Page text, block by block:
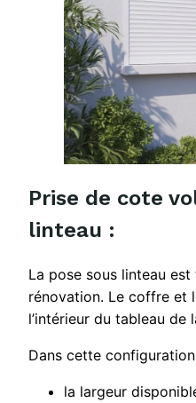
Prise de cote
linteau :
La pose sous linteau
rénovation. Le coffre et
l’intérieur du tableau de
Dans cette
la largeur